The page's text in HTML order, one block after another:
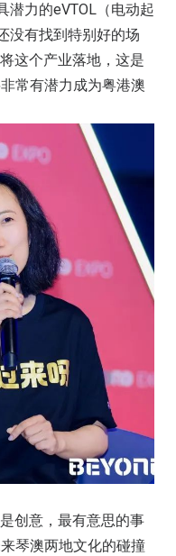
潜力的eVTOL（电动起
没有找到特别好的场
这个产业落地，这是
常有潜力成为粤港澳
创意，最有意思的事
琴澳两地文化的碰撞